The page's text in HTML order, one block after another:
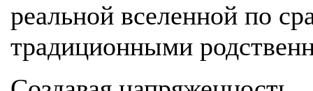
реальной вселенной по
традиционными